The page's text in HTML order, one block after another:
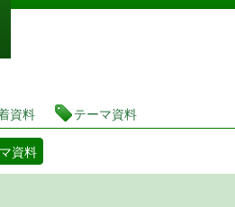
図書館 蔵書検索・予約システ
資料 テーマ資料
資料